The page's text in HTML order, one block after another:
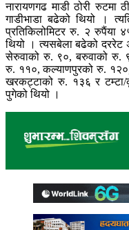
नारायणगढ माडी ठोरी रुटमा
गाडीभाडा बढेको थियो ।
प्रतिकिलोमिटर रु. २ रुपैंया
थियो । त्यसबेला बढेको दररेट
सेरुवाको रु. ९०, बरुवाको रु.
रु. ११०, कल्याणपुरको रु.
खरकट्टाको रु. १३६ र
पुगेको थियो ।